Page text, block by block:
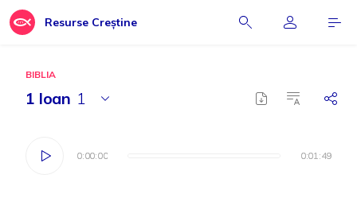
Resurse Creștine
BIBLIA
1 Ioan 1
0:00:00 0:01:49
0:00:00 0:01:49